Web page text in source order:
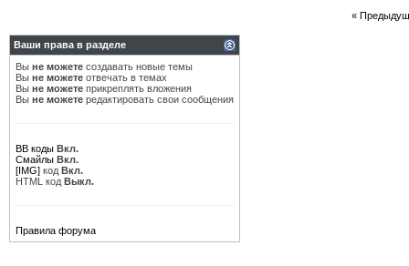
«
Ваши права в разделе
Вы не можете создавать новые темы
Вы не можете отвечать в темах
Вы не можете прикреплять вложения
Вы не можете редактировать свои сообщения
BB коды Вкл.
Смайлы Вкл.
[IMG] код Вкл.
HTML код Выкл.
Правила форума